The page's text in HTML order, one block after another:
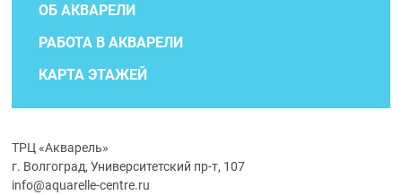
ОБ АКВАРЕЛИ
РАБОТА В АКВАРЕЛИ
КАРТА ЭТАЖЕЙ
ТРЦ «Акварель»
г. Волгоград, Университетский пр-т, 107
info@aquarelle-centre.ru